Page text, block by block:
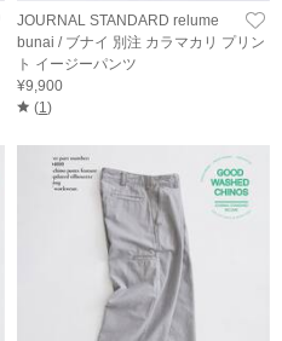
JOURNAL STANDARD relume
bunai / ブナイ 別注 カラマカリ プリン
ト イージーパンツ
¥9,900
(1 )